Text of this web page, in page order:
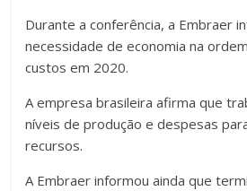
Durante a conferência, a Embraer
necessidade de economia na
custos em 2020.
A empresa brasileira afirma que
níveis de produção e despesas
recursos.
A Embraer informou ainda que